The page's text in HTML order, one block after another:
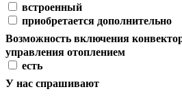
встроенный
приобретается дополнительно
Возможность включения
управления отоплением
есть
У нас спрашивают